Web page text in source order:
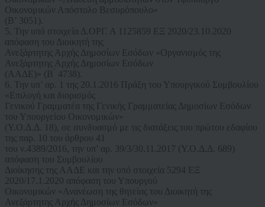
Οικονομικών Απόστολο Βεσυρόπουλο»
(Β’ 3051).
5. Την υπό στοιχεία Δ.ΟΡΓ. Α 1125859 ΕΞ 2020/23.10.2020
απόφαση του Διοικητή της
Ανεξάρτητης Αρχής Δημοσίων Εσόδων «Οργανισμός της
Ανεξάρτητης Αρχής Δημοσίων Εσόδων
(ΑΑΔΕ)» (Β ́ 4738).
6. Την υπ’ αρ. 1 της 20.1.2016 Πράξη του Υπουργικού Συμβουλίου
«Επιλογή και διορισμός
Γενικού Γραμματέα της Γενικής Γραμματείας Δημοσίων Εσόδων
του Υπουργείου Οικονομικών»
(Υ.Ο.Δ.Δ. 18), σε συνδυασμό με τις διατάξεις του πρώτου εδαφίου
της παρ. 10 του άρθρου 41
του ν.4389/2016, την υπ’ αρ. 39/3/30.11.2017 (Υ.Ο.Δ.Δ. 689)
απόφαση του Συμβουλίου
Διοίκησης της ΑΑΔΕ και την υπό στοιχεία 5294 ΕΞ
2020/17.1.2020 απόφαση του Υπουργού
Οικονομικών «Ανανέωση της θητείας του Διοικητή της
Ανεξάρτητης Αρχής Δημοσίων Εσόδων»